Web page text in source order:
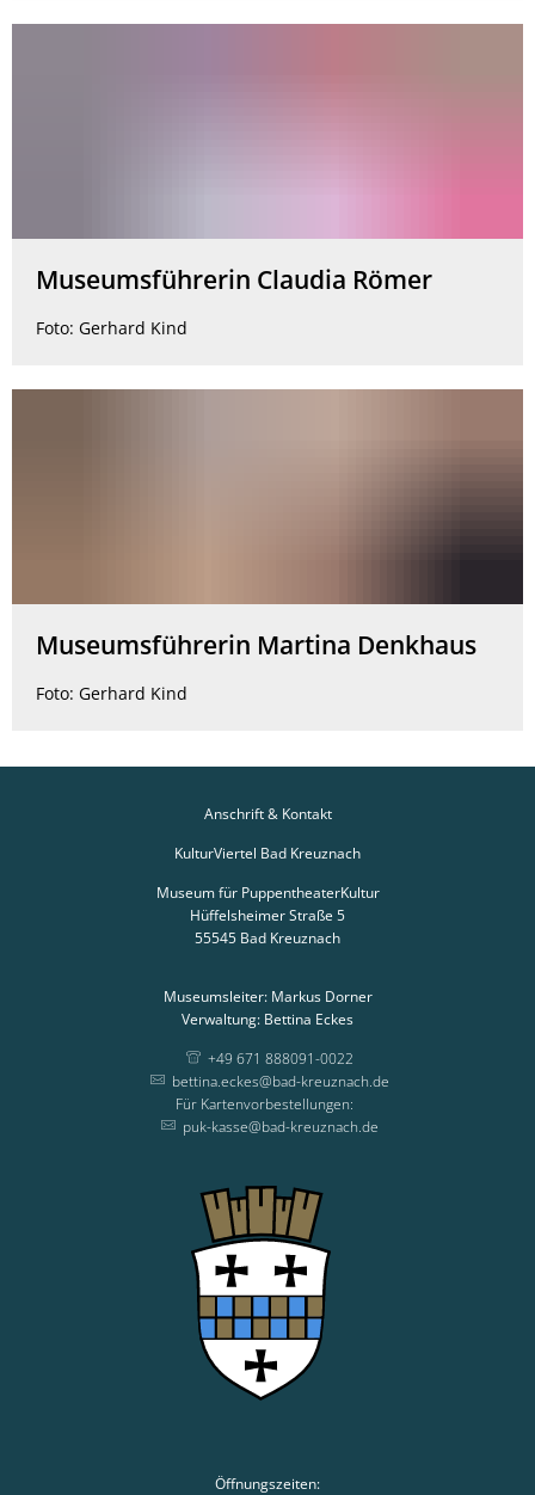
Museumsführerin Claudia Römer
Foto: Gerhard Kind
Museumsführerin Martina Denkhaus
Foto: Gerhard Kind
Anschrift & Kontakt
KulturViertel Bad Kreuznach
Museum für PuppentheaterKultur
Hüffelsheimer Straße 5
55545 Bad Kreuznach
Museumsleiter: Markus Dorner
Verwaltung: Bettina Eckes
+49 671 888091-0022
bettina.eckes@bad-kreuznach.de
Für Kartenvorbestellungen:
puk-kasse@bad-kreuznach.de
Öffnungszeiten: